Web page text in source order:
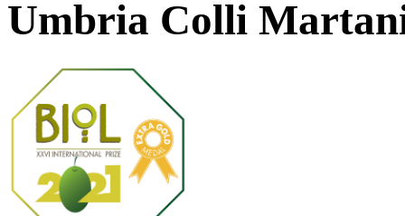
Umbria Colli